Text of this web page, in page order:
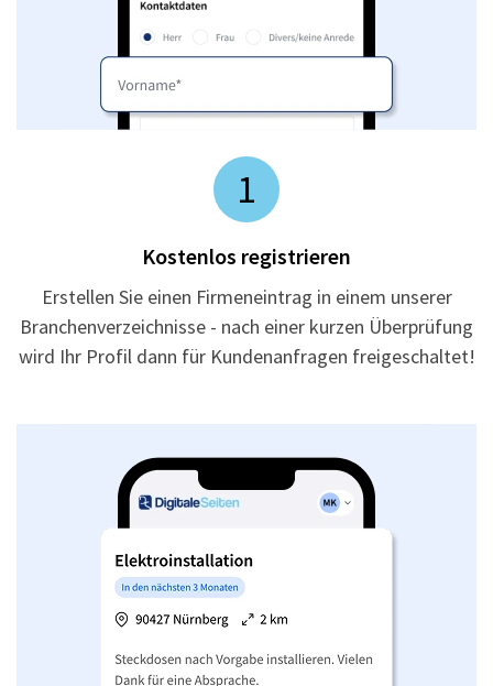
1
Kostenlos registrieren
Erstellen Sie einen Firmeneintrag in einem unserer
Branchenverzeichnisse - nach einer kurzen Überprüfung
wird Ihr Profil dann für Kundenanfragen freigeschaltet!